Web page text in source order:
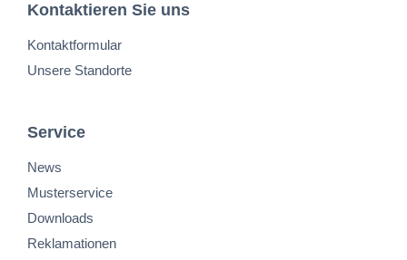
Kontaktieren Sie uns
Kontaktformular
Unsere Standorte
Service
News
Musterservice
Downloads
Reklamationen